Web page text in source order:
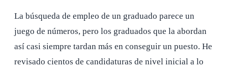
La búsqueda de empleo de un graduado parece un
juego de números, pero los graduados que la abordan
así casi siempre tardan más en conseguir un puesto. He
revisado cientos de candidaturas de nivel inicial a lo